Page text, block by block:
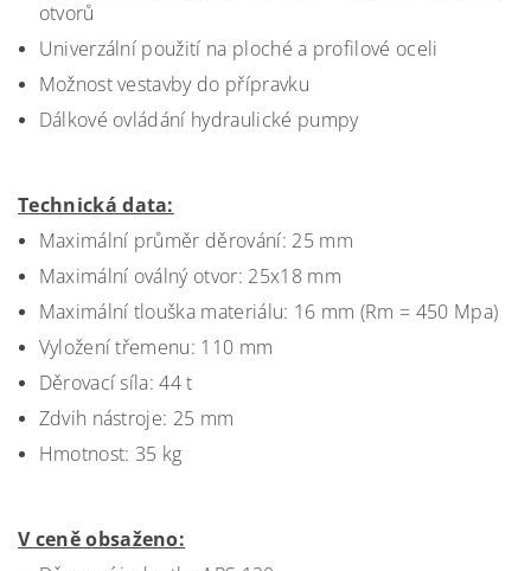
otvorů
Univerzální použití na ploché a profilové oceli
Možnost vestavby do přípravku
Dálkové ovládání hydraulické pumpy
Technická data:
Maximální průměr děrování: 25 mm
Maximální oválný otvor: 25x18 mm
Maximální tlouška materiálu: 16 mm (Rm = 450 Mpa)
Vyložení třemenu: 110 mm
Děrovací síla: 44 t
Zdvih nástroje: 25 mm
Hmotnost: 35 kg
V ceně obsaženo: